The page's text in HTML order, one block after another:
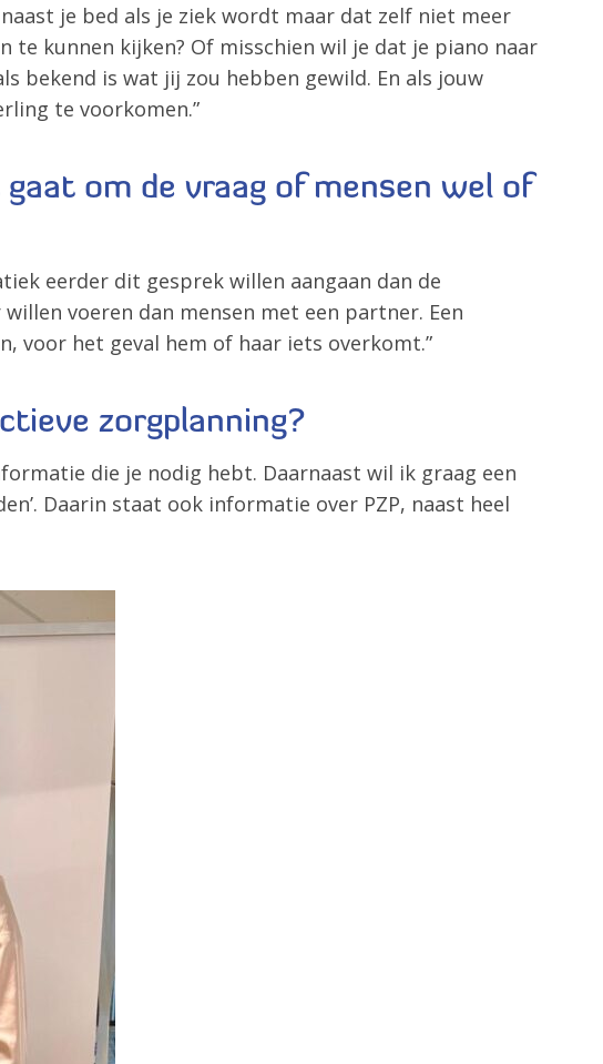
je bed als je ziek wordt maar dat zelf niet meer
te kunnen kijken? Of misschien wil je dat je piano naar
bekend is wat jij zou hebben gewild. En als jouw
te voorkomen.”
om de vraag of mensen wel of
eerder dit gesprek willen aangaan dan de
voeren dan mensen met een partner. Een
voor het geval hem of haar iets overkomt.”
zorgplanning?
die je nodig hebt. Daarnaast wil ik graag een
Daarin staat ook informatie over PZP, naast heel